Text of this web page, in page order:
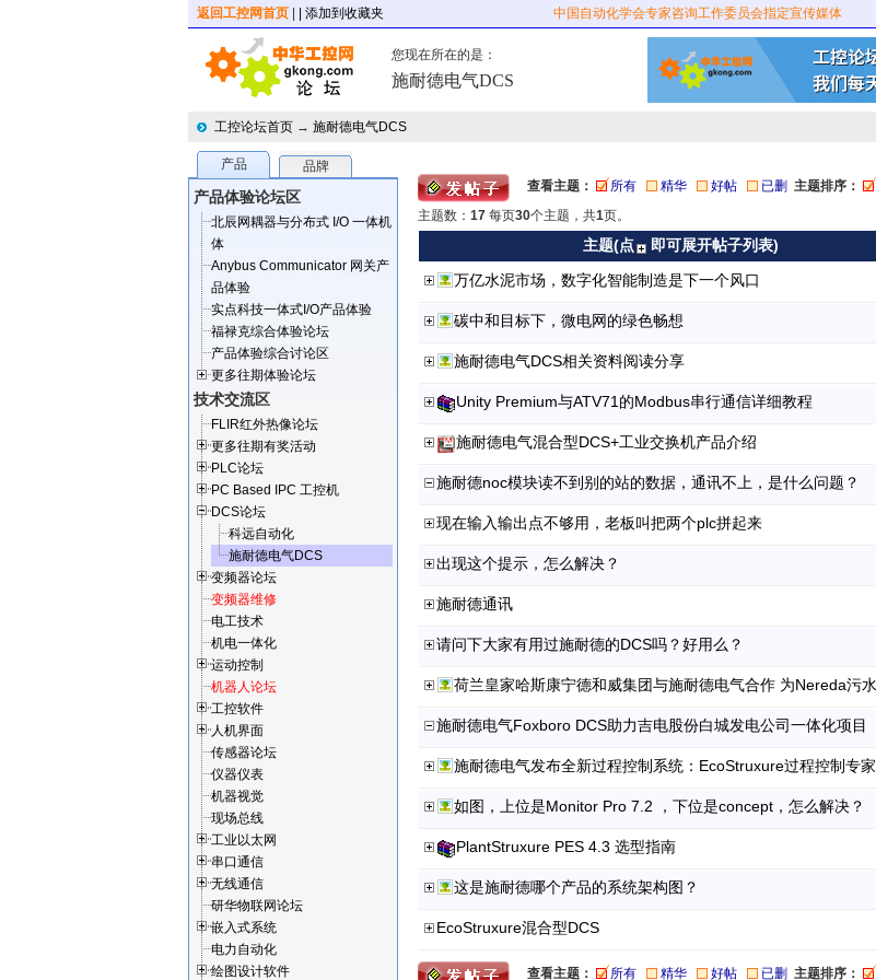
返回工控网首页 | 添加到收藏夹 中国自动化学会专家咨询工作委员会指定宣传媒体
您现在所在的是：
施耐德电气DCS
工控论坛首页 → 施耐德电气DCS
产品 品牌
产品体验论坛区
北辰网耦器与分布式 I/O 一体机
体
Anybus Communicator 网关产
品体验
实点科技一体式I/O产品体验
福禄克综合体验论坛
产品体验综合讨论区
更多往期体验论坛
技术交流区
FLIR红外热像论坛
更多往期有奖活动
PLC论坛
PC Based IPC 工控机
DCS论坛
科远自动化
施耐德电气DCS
变频器论坛
变频器维修
电工技术
机电一体化
运动控制
机器人论坛
工控软件
人机界面
传感器论坛
仪器仪表
机器视觉
现场总线
工业以太网
串口通信
无线通信
研华物联网论坛
嵌入式系统
电力自动化
绘图设计软件
查看主题： 所有 精华 好帖 已删 主题排序：
主题数： 17 每页30个主题，共1页。
主题(点
即可展开帖子列表)
万亿水泥市场，数字化智能制造是下一个风口
碳中和目标下，微电网的绿色畅想
施耐德电气DCS相关资料阅读分享
Unity Premium与ATV71的Modbus串行通信详细教程
施耐德电气混合型DCS+工业交换机产品介绍
施耐德noc模块读不到别的站的数据，通讯不上，是什么问题？
现在输入输出点不够用，老板叫把两个plc拼起来
出现这个提示，怎么解决？
施耐德通讯
请问下大家有用过施耐德的DCS吗？好用么？
施耐德电气Foxboro DCS助力吉电股份白城发电公司一体化项目
施耐德电气发布全新过程控制系统：EcoStruxure过程控制专家
如图，上位是Monitor Pro 7.2 ，下位是concept，怎么解决？
PlantStruxure PES 4.3 选型指南
这是施耐德哪个产品的系统架构图？
EcoStruxure混合型DCS
查看主题： 所有 精华 好帖 已删 主题排序：